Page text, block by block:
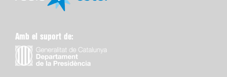
Amb el suport de: